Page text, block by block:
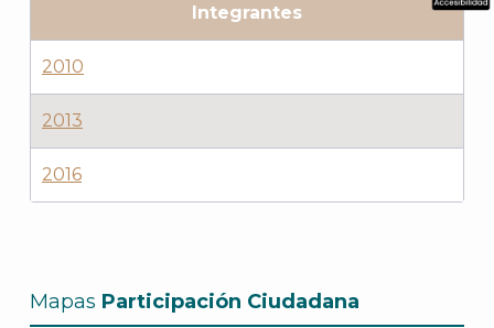
Integrantes
2010
2013
2016
Mapas Participación Ciudadana